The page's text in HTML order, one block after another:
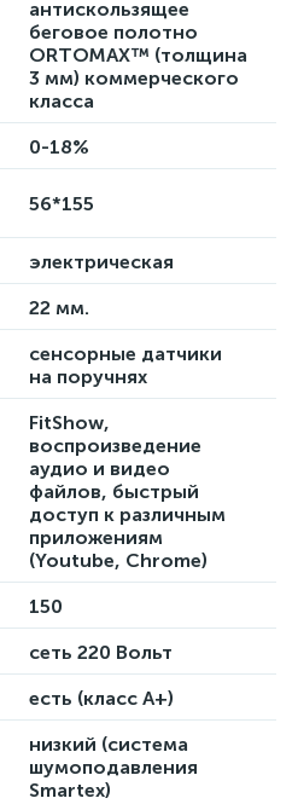
антискользящее
беговое полотно
ORTOMAX™ (толщина
3 мм) коммерческого
класса
0-18%
56*155
электрическая
22 мм.
сенсорные датчики
на поручнях
FitShow,
воспроизведение
аудио и видео
файлов, быстрый
доступ к различным
приложениям
(Youtube, Chrome)
150
сеть 220 Вольт
есть (класс А+)
низкий (система
шумоподавления
Smartex)